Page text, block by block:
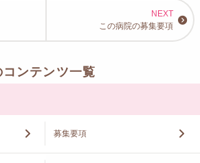
この病院の募集要項
ンテンツ一覧
募集要項